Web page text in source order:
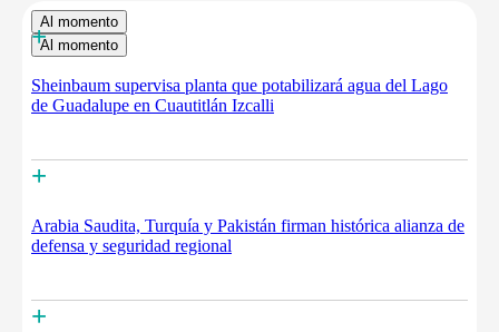
Al momento
Al momento
+
Sheinbaum supervisa planta que potabilizará agua del Lago
de Guadalupe en Cuautitlán Izcalli
+
Arabia Saudita, Turquía y Pakistán firman histórica alianza de
defensa y seguridad regional
+